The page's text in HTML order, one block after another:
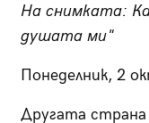
На снимката:
душата ми"
Понеделник, 2
Другата